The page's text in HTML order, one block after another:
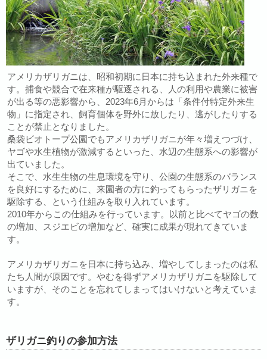
アメリカザリガニは、昭和初期に日本に持ち込まれた外来種で
す。捕食や競合で在来種が駆逐される、人の利用や農業に被害
が出る等の悪影響から、2023年6月からは「条件付特定外来生
物」に指定され、飼育個体を野外に放したり、逃がしたりする
ことが禁止となりました。
桑袋ビオトープ公園でもアメリカザリガニが年々増えつづけ、
ヤゴや水生植物が激減するといった、水辺の生態系への影響が
出ていました。
そこで、水生生物の生息環境を守り、公園の生態系のバランス
を良好にするために、来園者の方に釣ってもらったザリガニを
駆除する、という仕組みを取り入れています。
2010年からこの仕組みを行っています。以前と比べてヤゴの数
の増加、スジエビの増加など、確実に成果が現れてきていま
す。
アメリカザリガニを日本に持ち込み、増やしてしまったのは私
たち人間が原因です。やむを得ずアメリカザリガニを駆除して
いますが、そのことを忘れてしまってはいけないと考えていま
す。
ザリガニ釣りの参加方法